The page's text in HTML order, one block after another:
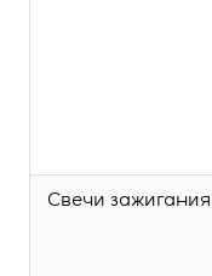
Свечи зажигания